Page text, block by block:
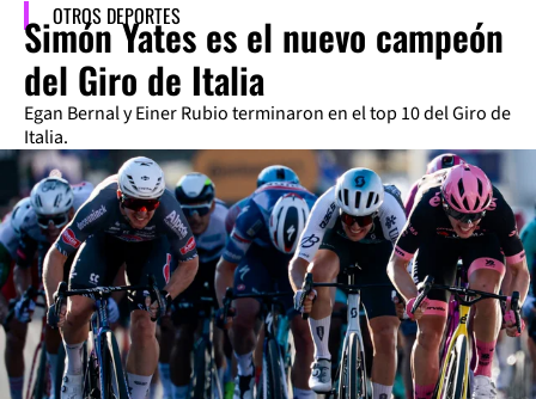
OTROS DEPORTES
Simón Yates es el nuevo campeón
del Giro de Italia
Egan Bernal y Einer Rubio terminaron en el top 10 del Giro de
Italia.